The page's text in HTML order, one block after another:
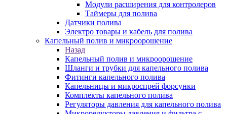
Модули расширения для контролеров
Таймеры для полива
Датчики полива
Электро товары и кабель для полива
Капельный полив и микроорошение
Назад
Капельный полив и микроорошение
Шланги и трубки для капельного полива
Фитинги капельного полива
Капельницы и микроспрей форсунки
Комплекты капельного полива
Регуляторы давления для капельного полива